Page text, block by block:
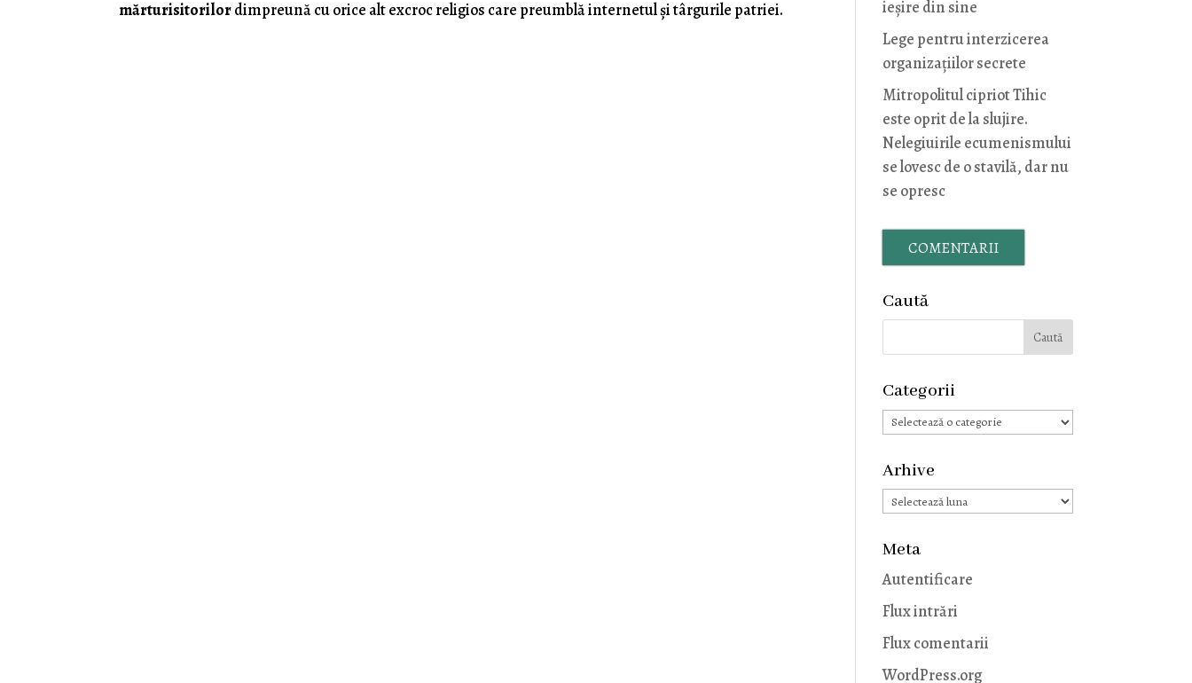
mărturisitorilordimpreună cu orice alt excroc religios care preumblă internetul şi târgurile patriei.
ieșire din sine
Lege pentru interzicerea
organizaţiilor secrete
Mitropolitul cipriot Tihic
este oprit de la slujire.
Nelegiuirile ecumenismului
se lovesc de o stavilă, dar nu
se opresc
COMENTARII
Caută
Categorii
Categorii
Arhive
Arhive
Meta
Autentificare
Flux intrări
Flux comentarii
WordPress.org